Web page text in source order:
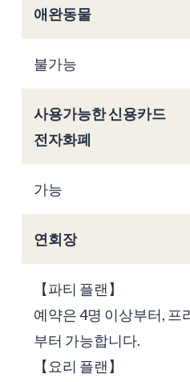
애완동물
불가능
사용가능한 신용카드
전자화폐
가능
연회장
【파티 플랜】
예약은 4명 이상부터, 프
부터 가능합니다.
【요리 플랜】